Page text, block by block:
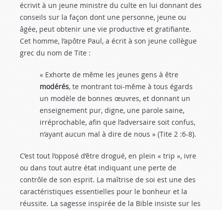
écrivit à un jeune ministre du culte en lui donnant des
conseils sur la façon dont une personne, jeune ou
âgée, peut obtenir une vie productive et gratifiante.
Cet homme, l’apôtre Paul, a écrit à son jeune collègue
grec du nom de Tite :
« Exhorte de même les jeunes gens à être
modérés, te montrant toi-même à tous égards
un modèle de bonnes œuvres, et donnant un
enseignement pur, digne, une parole saine,
irréprochable, afin que l’adversaire soit confus,
n’ayant aucun mal à dire de nous » (Tite 2 :6-8).
C’est tout l’opposé d’être drogué, en plein « trip », ivre
ou dans tout autre état indiquant une perte de
contrôle de son esprit. La maîtrise de soi est une des
caractéristiques essentielles pour le bonheur et la
réussite. La sagesse inspirée de la Bible insiste sur les